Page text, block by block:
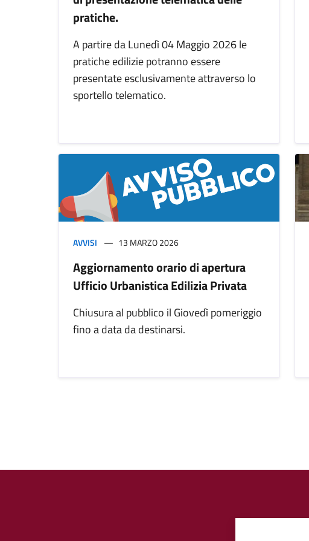
pratiche.
A partire da Lunedì 04 Maggio 2026 le
pratiche edilizie potranno essere
presentate esclusivamente attraverso lo
sportello telematico.
AVVISI 13 MARZO 2026
Aggiornamento orario di apertura
Ufficio Urbanistica Edilizia Privata
Chiusura al pubblico il Giovedì pomeriggio
fino a data da destinarsi.